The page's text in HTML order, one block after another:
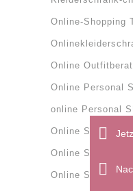
Online-Shopping
Online
Online Personal
online Personal
Online
Online
Online